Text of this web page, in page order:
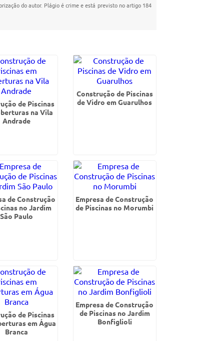
do autor. Plágio é crime e está previsto no artigo 184
de Piscinas
na Vila
Andrade
Construção de Piscinas
de Vidro em Guarulhos
de Construção
no Jardim
São Paulo
Empresa de Construção
de Piscinas no Morumbi
de Piscinas
em Água
Branca
Empresa de Construção
de Piscinas no Jardim
Bonfiglioli